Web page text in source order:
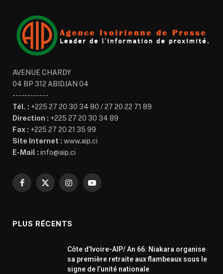
AVENUE CHARDY
04 BP 312 ABIDJAN 04
------------
Tél. : +225 27 20 30 34 80 / 27 20 22 71 89
Direction : +225 27 20 30 34 89
Fax : +225 27 20 21 35 99
Site Internet : www.aip.ci
E-Mail : info@aip.ci
Facebook
X
InstagramYouTube
PLUS RÉCENTS
Côte d’Ivoire-AIP/ An 66: Niakara organise
sa première retraite aux flambeaux sous le
signe de l’unité nationale